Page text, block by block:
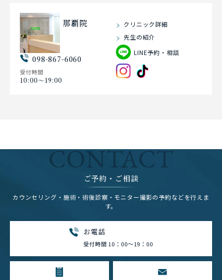
那覇院
098-867-6060
受付時間
10:00〜19:00
クリニック詳細
先生の紹介
LINE予約・相談
CONTACT
ご予約・ご相談
カウンセリング・施術・術後診察・モニター撮影の予約などを行えま
す。
お電話
受付時間 10：00～19：00